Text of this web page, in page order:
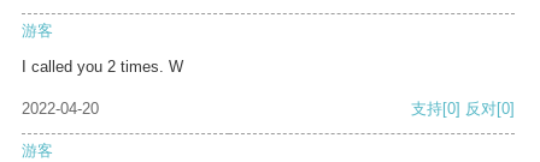
游客
I called you 2 times. W
2022-04-20 支持[0] 反对[0]
游客